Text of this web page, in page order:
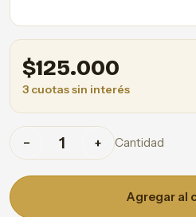
$125.000
3 cuotas sin interés
− + Cantidad
Agregar al